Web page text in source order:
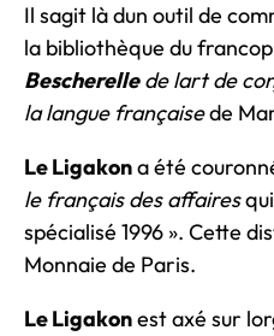
Il sagit là dun outil de
la bibliothèque du
Bescherellede lart de
la langue françaisede
Le Ligakona été
le français des affairesqui
spécialisé 1996 ». Cette
Monnaie de Paris.
Le Ligakonest axé sur